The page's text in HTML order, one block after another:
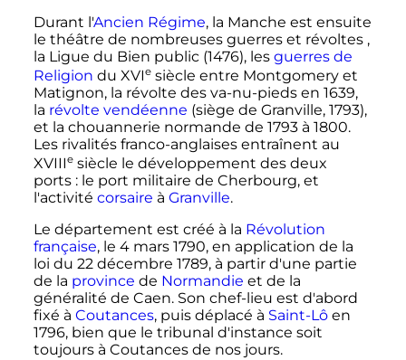
Durant l'Ancien Régime, la Manche est ensuite
le théâtre de nombreuses guerres et révoltes ,
la Ligue du Bien public (1476), les guerres de
Religion du XVIe siècle entre Montgomery et
Matignon, la révolte des va-nu-pieds en 1639,
la révolte vendéenne (siège de Granville, 1793),
et la chouannerie normande de 1793 à 1800.
Les rivalités franco-anglaises entraînent au
XVIIIe siècle le développement des deux
ports : le port militaire de Cherbourg, et
l'activité corsaire à Granville.
Le département est créé à la Révolution
française, le 4 mars 1790, en application de la
loi du 22 décembre 1789, à partir d'une partie
de la province de Normandie et de la
généralité de Caen. Son chef-lieu est d'abord
fixé à Coutances, puis déplacé à Saint-Lôen
1796, bien que le tribunal d'instance soit
toujours à Coutances de nos jours.